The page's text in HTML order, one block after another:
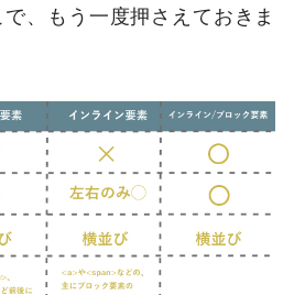
、もう一度押さえておきま